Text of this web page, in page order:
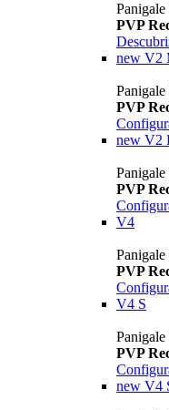
PVP
new V2
PVP
new V2
PVP
V4
PVP
V4 S
PVP
new V4